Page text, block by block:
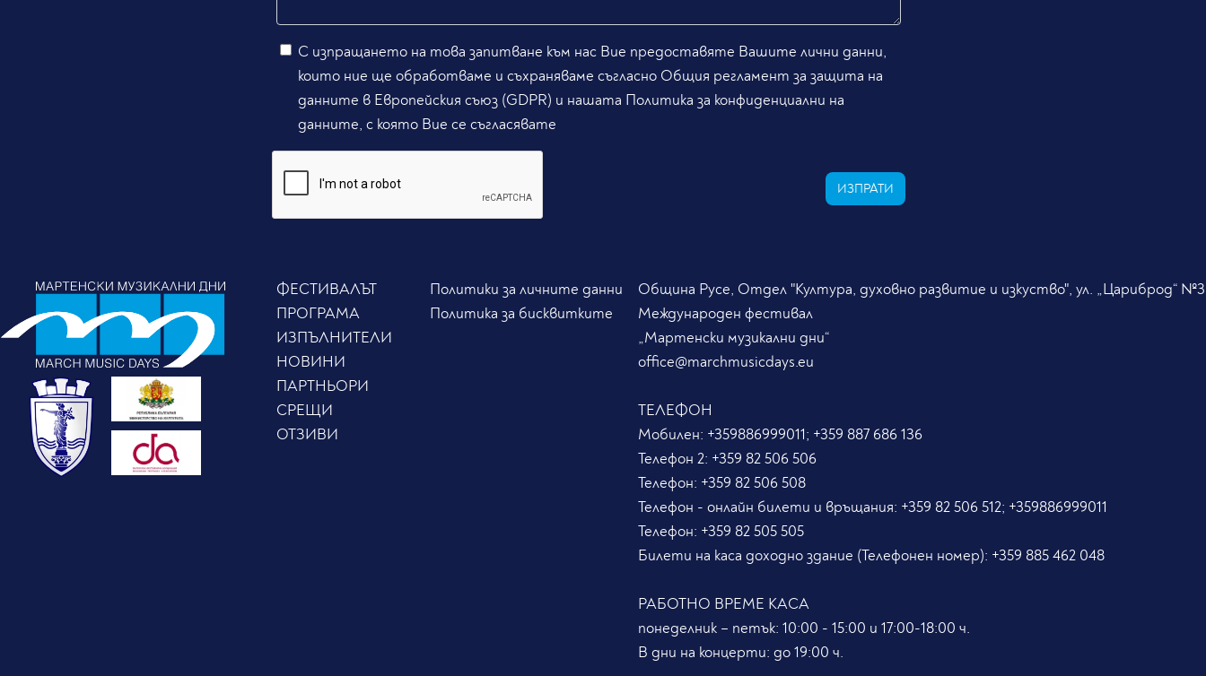
С изпращането на това запитване към нас Вие предоставяте Вашите лични данни,
които ние ще обработваме и съхраняваме съгласно Общия регламент за защита на
данните в Европейския съюз (GDPR) и нашата Политика за конфиденциални на
данните, с която Вие се съгласявате
ИЗПРАТИ
ФЕСТИВАЛЪТ
ПРОГРАМА
ИЗПЪЛНИТЕЛИ
НОВИНИ
ПАРТНЬОРИ
СРЕЩИ
ОТЗИВИ
Политики за личните данни
Политика за бисквитките
Община Русе, Отдел "Култура, духовно развитие и изкуство", ул. „Цариброд“ №3
Международен фестивал
„Мартенски музикални дни“
office@marchmusicdays.eu
ТЕЛЕФОН
Мобилен: +359886999011; +359 887 686 136
Телефон 2: +359 82 506 506
Телефон: +359 82 506 508
Телефон - онлайн билети и връщания: +359 82 506 512; +359886999011
Телефон: +359 82 505 505
Билети на каса доходно здание (Телефонен номер): +359 885 462 048
РАБОТНО ВРЕМЕ КАСА
понеделник – петък: 10:00 - 15:00 и 17:00-18:00 ч.
В дни на концерти: до 19:00 ч.